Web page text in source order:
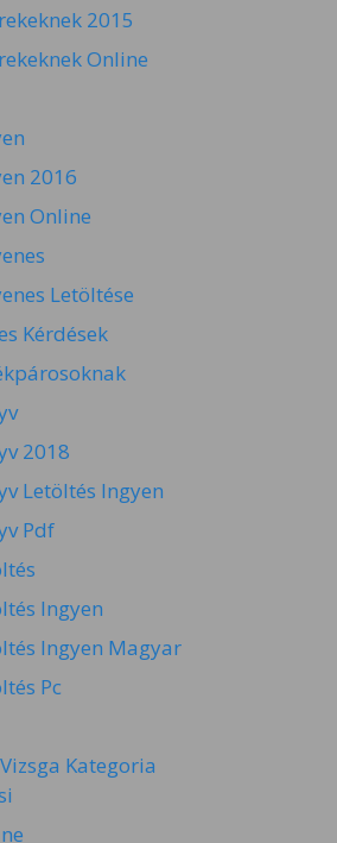
2015
Online
2016
Online
Letöltése
Kérdések
2018
Letöltés Ingyen
Pdf
Ingyen
Ingyen Magyar
Pc
Kategoria